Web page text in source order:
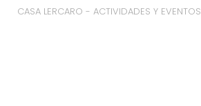
CASA LERCARO - ACTIVIDADES Y EVENTOS